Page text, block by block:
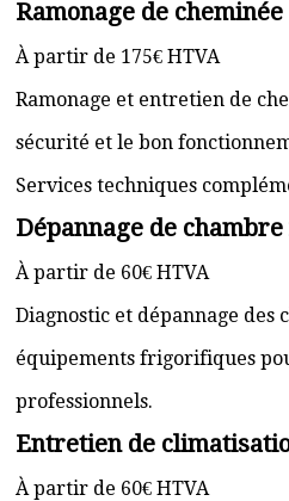
Ramonage de cheminée
À partir de 175€ HTVA
Ramonage et entretien de
sécurité et le bon
Services techniques
Dépannage de
À partir de 60€ HTVA
Diagnostic et dépannage des
équipements frigorifiques
professionnels.
Entretien de
À partir de 60€ HTVA